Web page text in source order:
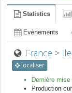
Statistics
Evènements
France >
localiser
Dernière
Production